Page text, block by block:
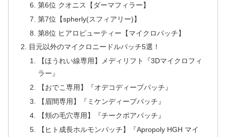
第6位 クオニス【ダーマフィラー】
第7位【spherly(スフィアリー)】
第8位 ヒアロビューティー【マイクロパッチ】
目元以外のマイクロニードルパッチ5選！
【ほうれい線専用】メディリフト『3Dマイクロフィ
ラー』
【おでこ専用】『オデコディープパッチ』
【眉間専用】『ミケンディープパッチ』
【頬の毛穴専用】『チークポアパッチ』
【ヒト成長ホルモンパッチ】『Apropoly HGH マイ